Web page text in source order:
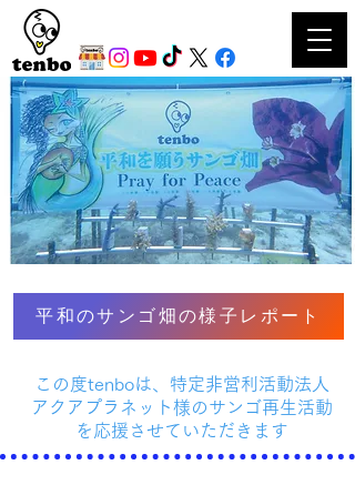
平和のサンゴ畑の様子レポート
この度tenboは、特定非営利活動法人
アクアプラネット様のサンゴ再生活動
を応援させていただきます